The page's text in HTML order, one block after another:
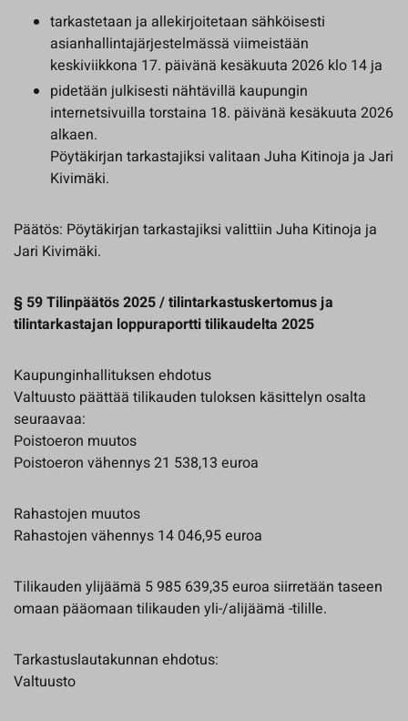
tarkastetaan ja allekirjoitetaan sähköisesti
asianhallintajärjestelmässä viimeistään
keskiviikkona 17. päivänä kesäkuuta 2026 klo 14 ja
pidetään julkisesti nähtävillä kaupungin
internetsivuilla torstaina 18. päivänä kesäkuuta 2026
alkaen.
Pöytäkirjan tarkastajiksi valitaan Juha Kitinoja ja Jari
Kivimäki.
Päätös: Pöytäkirjan tarkastajiksi valittiin Juha Kitinoja ja
Jari Kivimäki.
§ 59 Tilinpäätös 2025 / tilintarkastuskertomus ja
tilintarkastajan loppuraportti tilikaudelta 2025
Kaupunginhallituksen ehdotus
Valtuusto päättää tilikauden tuloksen käsittelyn osalta
seuraavaa:
Poistoeron muutos
Poistoeron vähennys 21 538,13 euroa
Rahastojen muutos
Rahastojen vähennys 14 046,95 euroa
Tilikauden ylijäämä 5 985 639,35 euroa siirretään taseen
omaan pääomaan tilikauden yli-/alijäämä -tilille.
Tarkastuslautakunnan ehdotus:
Valtuusto